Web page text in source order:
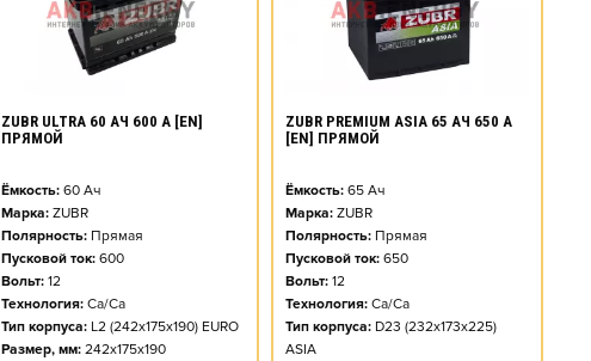
ZUBR ULTRA 60 АЧ 600 А [EN]
ПРЯМОЙ
Ёмкость: 60Ач
Марка: ZUBR
Полярность: Прямая
Пусковой ток: 600
Вольт: 12
Технология: Ca/Ca
Тип корпуса: L2 (242x175x190) EURO
Размер, мм: 242x175x190
ZUBR PREMIUM ASIA 65 АЧ 650 А
[EN] ПРЯМОЙ
Ёмкость: 65Ач
Марка: ZUBR
Полярность: Прямая
Пусковой ток: 650
Вольт: 12
Технология: Ca/Ca
Тип корпуса: D23 (232x173x225)
ASIA